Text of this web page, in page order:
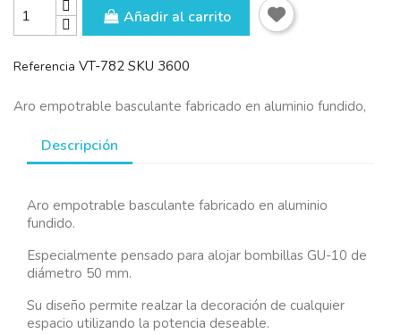
Añadir al carrito
Referencia VT-782 SKU 3600
Aro empotrable basculante fabricado en aluminio fundido,
Descripción
Aro empotrable basculante fabricado en aluminio
fundido.
Especialmente pensado para alojar bombillas GU-10 de
diámetro 50 mm.
Su diseño permite realzar la decoración de cualquier
espacio utilizando la potencia deseable.